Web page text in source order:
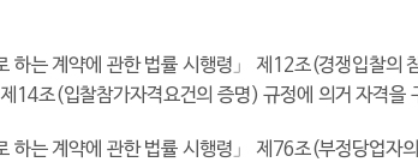
하는 계약에 관한 법률 시행령」 제 12조(경쟁입찰의
14조(입찰참가자격요건의 증명)규정에 의거 자격을
하는 계약에 관한 법률 시행령」 제 76조(부정당업자